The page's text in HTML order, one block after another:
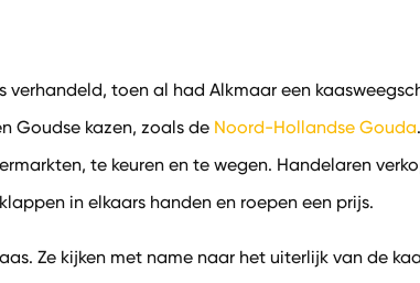
verhandeld, toen al had Alkmaar een
Goudse kazen, zoals de Noord-Hollandse Gouda
te keuren en te wegen. Handelaren
in elkaars handen en roepen een prijs.
Ze kijken met name naar het uiterlijk van de